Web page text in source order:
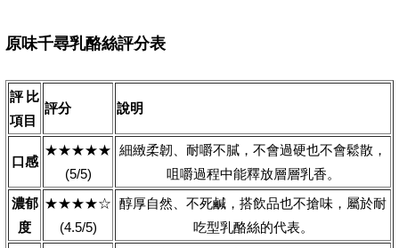
原味千尋乳酪絲評分表
評比
項目
評分 說明
口感
★★★★★
(5/5)
細緻柔韌、耐嚼不膩，不會過硬也不會鬆散，
咀嚼過程中能釋放層層乳香。
濃郁
度
★★★★☆
(4.5/5)
醇厚自然、不死鹹，搭飲品也不搶味，屬於耐
吃型乳酪絲的代表。